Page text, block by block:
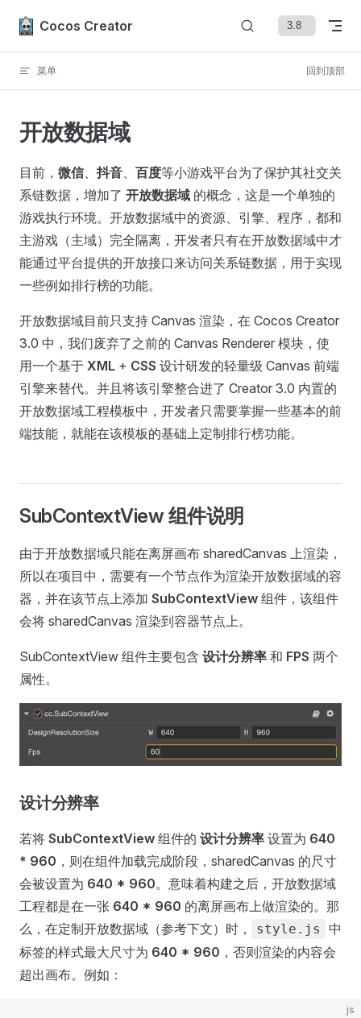
Skip to content
Cocos Creator
菜单 回到顶部
开放数据域
目前， 微信、 抖音、 百度等小游戏平台为了保护其社交关
系链数据，增加了 开放数据域 的概念，这是一个单独的
游戏执行环境。开放数据域中的资源、引擎、程序，都和
主游戏（主域）完全隔离，开发者只有在开放数据域中才
能通过平台提供的开放接口来访问关系链数据，用于实现
一些例如排行榜的功能。
开放数据域目前只支持 Canvas 渲染，在 Cocos Creator
3.0 中，我们废弃了之前的 Canvas Renderer 模块，使
用一个基于 XML + CSS 设计研发的轻量级 Canvas 前端
引擎来替代。并且将该引擎整合进了 Creator 3.0 内置的
开放数据域工程模板中，开发者只需要掌握一些基本的前
端技能，就能在该模板的基础上定制排行榜功能。
SubContextView 组件说明
由于开放数据域只能在离屏画布 sharedCanvas 上渲染，
所以在项目中，需要有一个节点作为渲染开放数据域的容
器，并在该节点上添加 SubContextView 组件，该组件
会将 sharedCanvas 渲染到容器节点上。
SubContextView 组件主要包含 设计分辨率 和 FPS 两个
属性。
设计分辨率
若将 SubContextView 组件的 设计分辨率 设置为 640
* 960 ，则在组件加载完成阶段，sharedCanvas 的尺寸
会被设置为 640 * 960。意味着构建之后，开放数据域
工程都是在一张 640 * 960 的离屏画布上做渲染的。那
么，在定制开放数据域（参考下文）时，
style.js
中
标签的样式最大尺寸为 640 * 960 ，否则渲染的内容会
超出画布。例如：
js